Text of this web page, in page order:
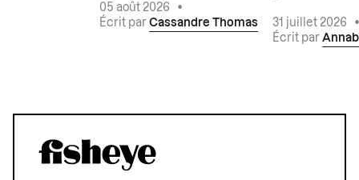
05 août 2026
•
Écrit par Cassandre Thomas 31 juillet 2026
Écrit par